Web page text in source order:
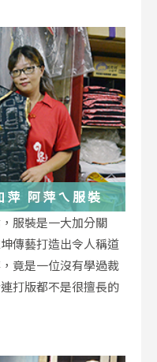
萍 阿萍ㄟ服裝
服裝是一大加分關
傳藝打造出令人稱道
竟是一位沒有學過裁
打版都不是很擅長的